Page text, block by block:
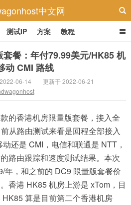
中文网
测试IP 方案 教程
餐：年付79.99美元/HK85 机
动 CMI 路线
06-14
更新于 2022-06-21
的香港机房限量版套餐，接入全
从路由测试来看是回程全部接入
还是 CMI，电信和联通是 NTT，
路由跟踪和速度测试结果。本次
年，和之前的 DC9 限量版套餐价
香港 HK85 机房上游是 xTom，目
算是目前第二个香港机房